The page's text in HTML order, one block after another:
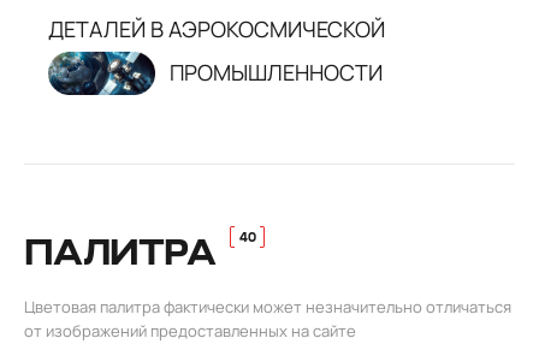
ДЕТАЛЕЙ В АЭРОКОСМИЧЕСКОЙ
ПРОМЫШЛЕННОСТИ
ПАЛИТРА
Цветовая палитра фактически может незначительно отличаться
от изображений предоставленных на сайте